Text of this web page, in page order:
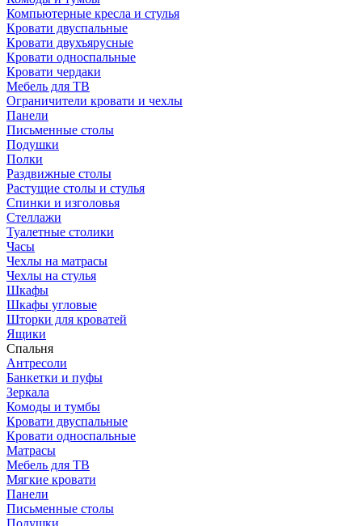
Компьютерные кресла и стулья
Кровати двуспальные
Кровати двухъярусные
Кровати односпальные
Кровати чердаки
Мебель для ТВ
Ограничители кровати и чехлы
Панели
Письменные столы
Подушки
Полки
Раздвижные столы
Растущие столы и стулья
Спинки и изголовья
Стеллажи
Туалетные столики
Часы
Чехлы на матрасы
Чехлы на стулья
Шкафы
Шкафы угловые
Шторки для кроватей
Ящики
Спальня
Антресоли
Банкетки и пуфы
Зеркала
Комоды и тумбы
Кровати двуспальные
Кровати односпальные
Матрасы
Мебель для ТВ
Мягкие кровати
Панели
Письменные столы
Подушки